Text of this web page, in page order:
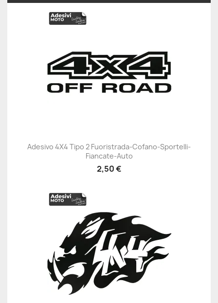
Adesivo 4X4 Tipo 2 Fuoristrada-Cofano-Sportelli-
Fiancate-Auto
2,50 €